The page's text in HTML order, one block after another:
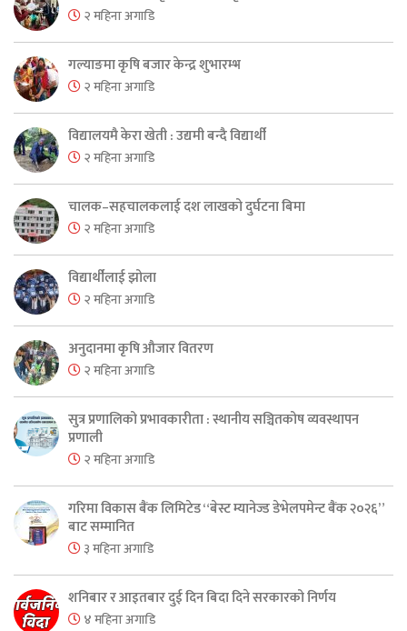
२ महिना अगाडि
गल्याङमा कृषि बजार केन्द्र शुभारम्भ
२ महिना अगाडि
विद्यालयमै केरा खेती : उद्यमी बन्दै विद्यार्थी
२ महिना अगाडि
चालक–सहचालकलाई दश लाखको दुर्घटना बिमा
२ महिना अगाडि
विद्यार्थीलाई झोला
२ महिना अगाडि
अनुदानमा कृषि औजार वितरण
२ महिना अगाडि
सुत्र प्रणालिको प्रभावकारीता : स्थानीय सञ्चितकोष व्यवस्थापन
प्रणाली
२ महिना अगाडि
गरिमा विकास बैंक लिमिटेड “बेस्ट म्यानेज्ड डेभेलपमेन्ट बैंक २०२६”
बाट सम्मानित
३ महिना अगाडि
शनिबार र आइतबार दुई दिन बिदा दिने सरकारको निर्णय
४ महिना अगाडि